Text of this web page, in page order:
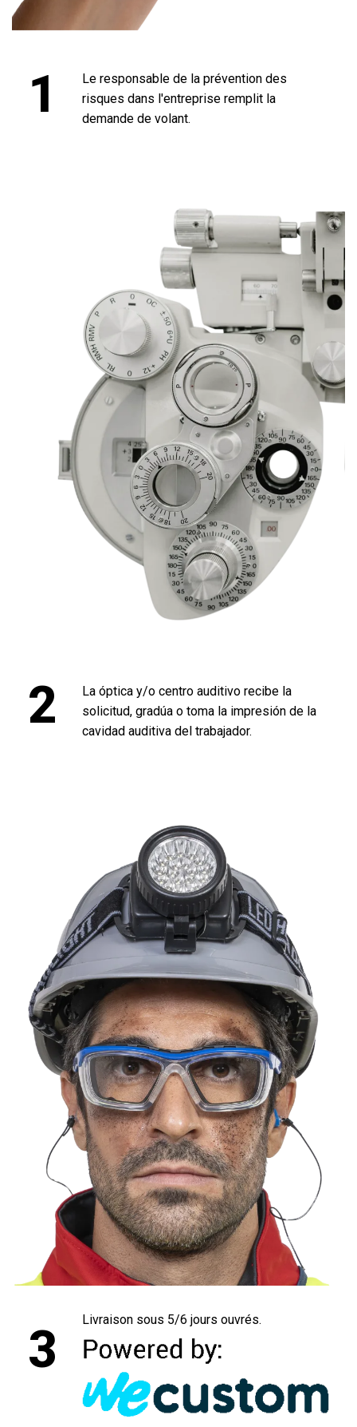
1
Le responsable de la prévention des
risques dans l'entreprise remplit la
demande de volant.
2
La óptica y/o centro auditivo recibe la
solicitud, gradúa o toma la impresión de la
cavidad auditiva del trabajador.
3
Livraison sous 5/6 jours ouvrés.